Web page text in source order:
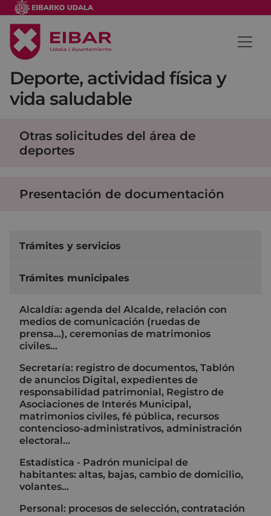
Deporte, actividad física y
vida saludable
Otras solicitudes del área de
deportes
Presentación de documentación
Trámites y servicios
Trámites municipales
Alcaldía: agenda del Alcalde, relación con
medios de comunicación (ruedas de
prensa…), ceremonias de matrimonios
civiles…
Secretaría: registro de documentos, Tablón
de anuncios Digital, expedientes de
responsabilidad patrimonial, Registro de
Asociaciones de Interés Municipal,
matrimonios civiles, fé pública, recursos
contencioso-administrativos, administración
electoral…
Estadística - Padrón municipal de
habitantes: altas, bajas, cambio de domicilio,
volantes...
Personal: procesos de selección, contratación